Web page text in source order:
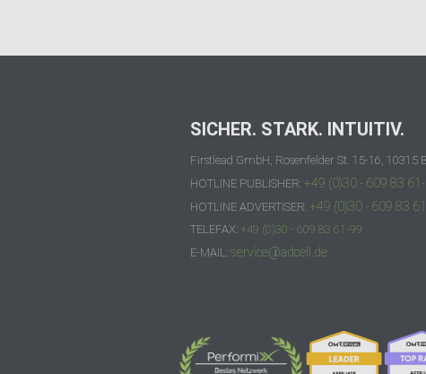
SICHER. STARK. INTUITIV.
Firstlead GmbH, Rosenfelder St. 15-16, 10315
HOTLINE PUBLISHER: +49 (0)30 - 609 83
HOTLINE ADVERTISER: +49 (0)30 - 609 83
TELEFAX: +49 (0)30 - 609 83 61-99
E-MAIL: service@adcell.de